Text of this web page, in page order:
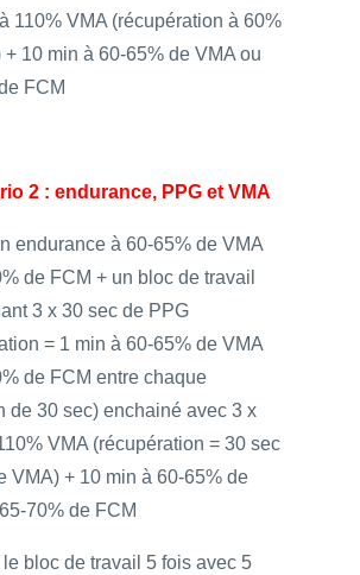
110% VMA (récupération à 60%
+ 10 min à 60-65% de VMA ou
FCM
2 : endurance, PPG et VMA
endurance à 60-65% de VMA
de FCM + un bloc de travail
3 x 30 sec de PPG
= 1 min à 60-65% de VMA
de FCM entre chaque
de 30 sec) enchainé avec 3 x
VMA (récupération = 30 sec
VMA) + 10 min à 60-65% de
70% de FCM
le bloc de travail 5 fois avec 5